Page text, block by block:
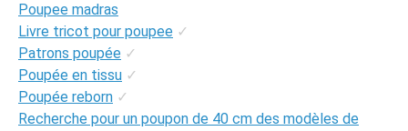
Poupee madras
Livre tricot pour poupee ✓
Patrons poupée ✓
Poupée en tissu ✓
Poupée reborn ✓
Recherche pour un poupon de 40 cm des modèles de